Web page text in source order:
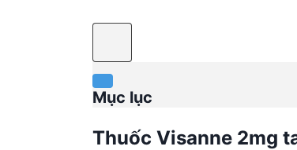
Mục lục
Thuốc Visanne 2mg